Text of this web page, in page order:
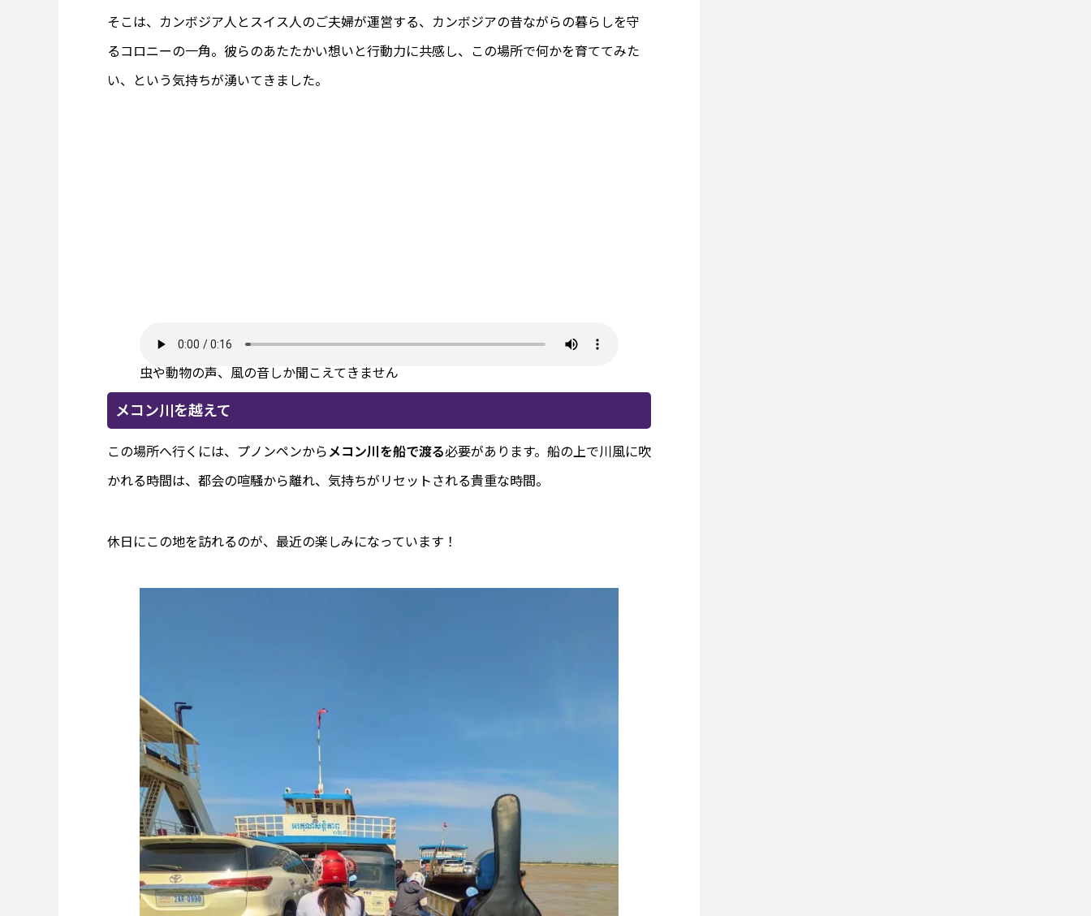
そこは、カンボジア人とスイス人のご夫婦が運営する、カンボジアの昔ながらの暮らしを守
るコロニーの一角。彼らのあたたかい想いと行動力に共感し、この場所で何かを育ててみた
い、という気持ちが湧いてきました。
虫や動物の声、風の音しか聞こえてきません
メコン川を越えて
この場所へ行くには、プノンペンからメコン川を船で渡る必要があります。船の上で川風に吹
かれる時間は、都会の喧騒から離れ、気持ちがリセットされる貴重な時間。
休日にこの地を訪れるのが、最近の楽しみになっています！